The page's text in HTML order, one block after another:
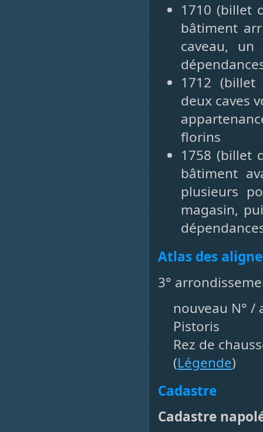
1710 (billet
bâtiment
caveau, un
1712 (billet
deux caves
florins
1758 (billet
bâtiment
plusieurs
magasin,
Atlas des
3°
nouveau N° /
Pistoris
Rez de
(Légende)
Cadastre
Cadastre